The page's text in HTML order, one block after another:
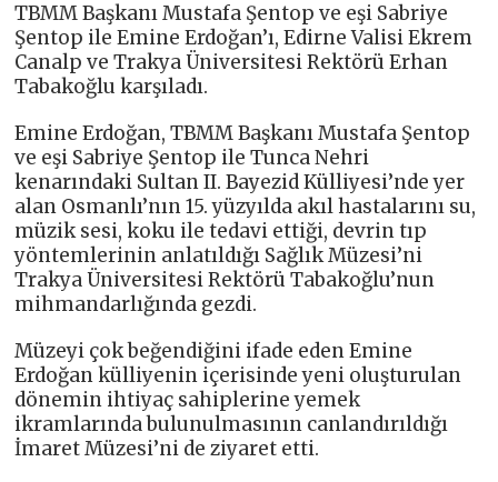
TBMM Başkanı Mustafa Şentop ve eşi Sabriye
Şentop ile Emine Erdoğan’ı, Edirne Valisi Ekrem
Canalp ve Trakya Üniversitesi Rektörü Erhan
Tabakoğlu karşıladı.
Emine Erdoğan, TBMM Başkanı Mustafa Şentop
ve eşi Sabriye Şentop ile Tunca Nehri
kenarındaki Sultan II. Bayezid Külliyesi’nde yer
alan Osmanlı’nın 15. yüzyılda akıl hastalarını su,
müzik sesi, koku ile tedavi ettiği, devrin tıp
yöntemlerinin anlatıldığı Sağlık Müzesi’ni
Trakya Üniversitesi Rektörü Tabakoğlu’nun
mihmandarlığında gezdi.
Müzeyi çok beğendiğini ifade eden Emine
Erdoğan külliyenin içerisinde yeni oluşturulan
dönemin ihtiyaç sahiplerine yemek
ikramlarında bulunulmasının canlandırıldığı
İmaret Müzesi’ni de ziyaret etti.